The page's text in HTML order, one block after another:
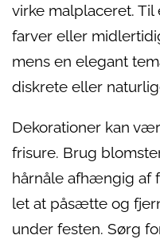
virke malplaceret.
farver eller
mens en elegant
diskrete eller
Dekorationer kan
frisure. Brug
hårnåle afhængig af
let at påsætte og
under festen. Sørg